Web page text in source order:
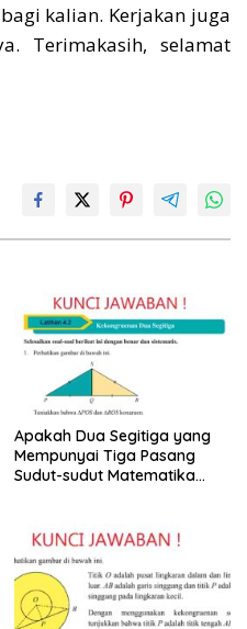
kalian. Kerjakan juga
Terimakasih, selamat
Apakah Dua Segitiga yang
Mempunyai Tiga Pasang
Sudut-sudut Matematika